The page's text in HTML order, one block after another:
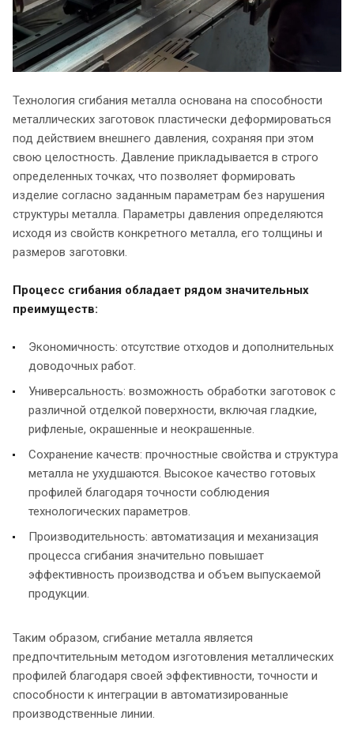
Технология сгибания металла основана на способности
металлических заготовок пластически деформироваться
под действием внешнего давления, сохраняя при этом
свою целостность. Давление прикладывается в строго
определенных точках, что позволяет формировать
изделие согласно заданным параметрам без нарушения
структуры металла. Параметры давления определяются
исходя из свойств конкретного металла, его толщины и
размеров заготовки.
Процесс сгибания обладает рядом значительных
преимуществ:
Экономичность: отсутствие отходов и дополнительных
доводочных работ.
Универсальность: возможность обработки заготовок с
различной отделкой поверхности, включая гладкие,
рифленые, окрашенные и неокрашенные.
Сохранение качеств: прочностные свойства и структура
металла не ухудшаются. Высокое качество готовых
профилей благодаря точности соблюдения
технологических параметров.
Производительность: автоматизация и механизация
процесса сгибания значительно повышает
эффективность производства и объем выпускаемой
продукции.
Таким образом, сгибание металла является
предпочтительным методом изготовления металлических
профилей благодаря своей эффективности, точности и
способности к интеграции в автоматизированные
производственные линии.